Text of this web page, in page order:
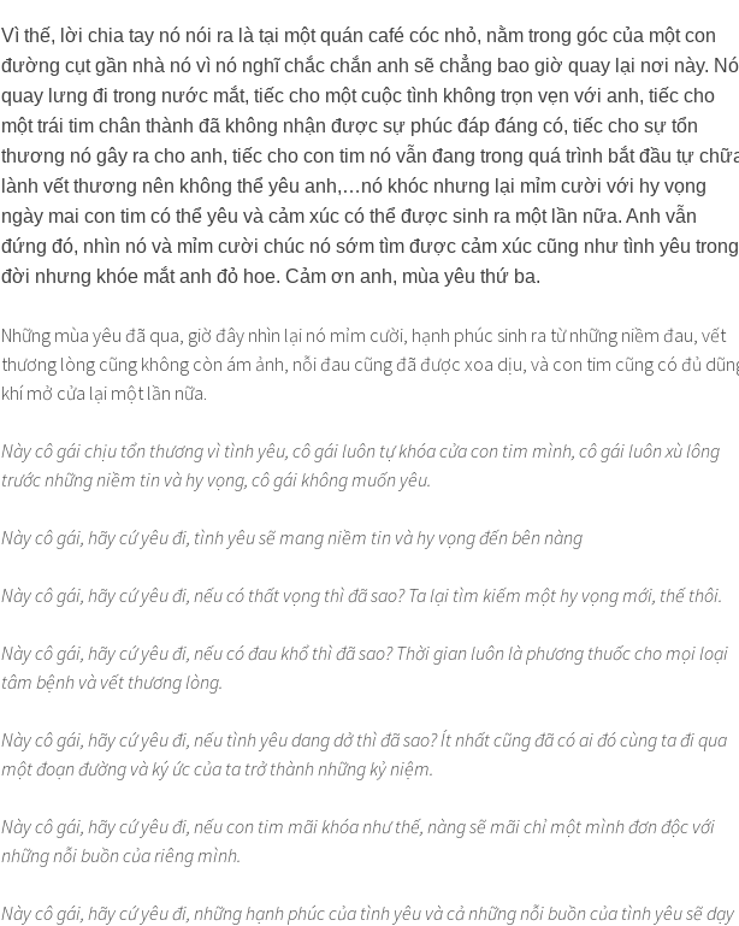
Vì thế, lời chia tay nó nói ra là tại một quán café cóc nhỏ, nằm trong góc của một con
đường cụt gần nhà nó vì nó nghĩ chắc chắn anh sẽ chẳng bao giờ quay lại nơi này. Nó
quay lưng đi trong nước mắt, tiếc cho một cuộc tình không trọn vẹn với anh, tiếc cho
một trái tim chân thành đã không nhận được sự phúc đáp đáng có, tiếc cho sự tổn
thương nó gây ra cho anh, tiếc cho con tim nó vẫn đang trong quá trình bắt đầu tự
lành vết thương nên không thể yêu anh,…nó khóc nhưng lại mỉm cười với hy vọng
ngày mai con tim có thể yêu và cảm xúc có thể được sinh ra một lần nữa. Anh vẫn
đứng đó, nhìn nó và mỉm cười chúc nó sớm tìm được cảm xúc cũng như tình yêu trong
đời nhưng khóe mắt anh đỏ hoe. Cảm ơn anh, mùa yêu thứ ba.
Những mùa yêu đã qua, giờ đây nhìn lại nó mỉm cười, hạnh phúc sinh ra từ những niềm đau, vết
thương lòng cũng không còn ám ảnh, nỗi đau cũng đã được xoa dịu, và con tim cũng có đủ
khí mở cửa lại một lần nữa.
Này cô gái chịu tổn thương vì tình yêu, cô gái luôn tự khóa cửa con tim mình, cô gái luôn xù lông
trước những niềm tin và hy vọng, cô gái không muốn yêu.
Này cô gái, hãy cứ yêu đi, tình yêu sẽ mang niềm tin và hy vọng đến bên nàng
Này cô gái, hãy cứ yêu đi, nếu có thất vọng thì đã sao? Ta lại tìm kiếm một hy vọng mới, thế thôi.
Này cô gái, hãy cứ yêu đi, nếu có đau khổ thì đã sao? Thời gian luôn là phương thuốc cho mọi loại
tâm bệnh và vết thương lòng.
Này cô gái, hãy cứ yêu đi, nếu tình yêu dang dở thì đã sao? Ít nhất cũng đã có ai đó cùng ta đi qua
một đoạn đường và ký ức của ta trở thành những kỷ niệm.
Này cô gái, hãy cứ yêu đi, nếu con tim mãi khóa như thế, nàng sẽ mãi chỉ một mình đơn độc với
những nỗi buồn của riêng mình.
Này cô gái, hãy cứ yêu đi, những hạnh phúc của tình yêu và cả những nỗi buồn của tình yêu sẽ dạy